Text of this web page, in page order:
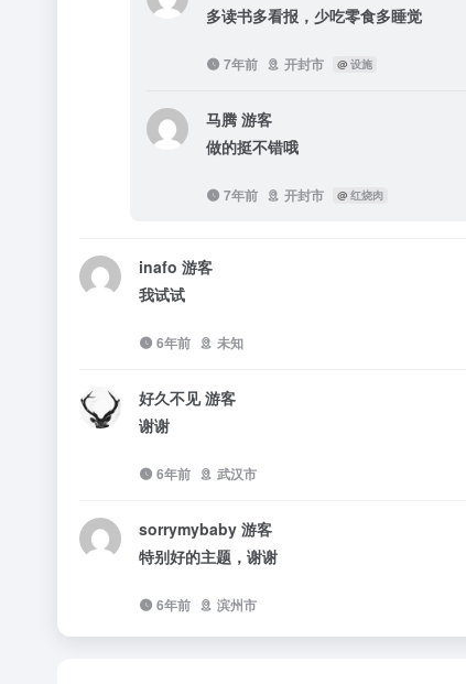
多读书多看报，少吃零食多睡觉
7年前 开封市 @ 设施
马腾 游客
做的挺不错哦
7年前 开封市 @ 红烧肉
inafo 游客
我试试
6年前 未知
好久不见 游客
谢谢
6年前 武汉市
sorrymybaby 游客
特别好的主题，谢谢
6年前 滨州市